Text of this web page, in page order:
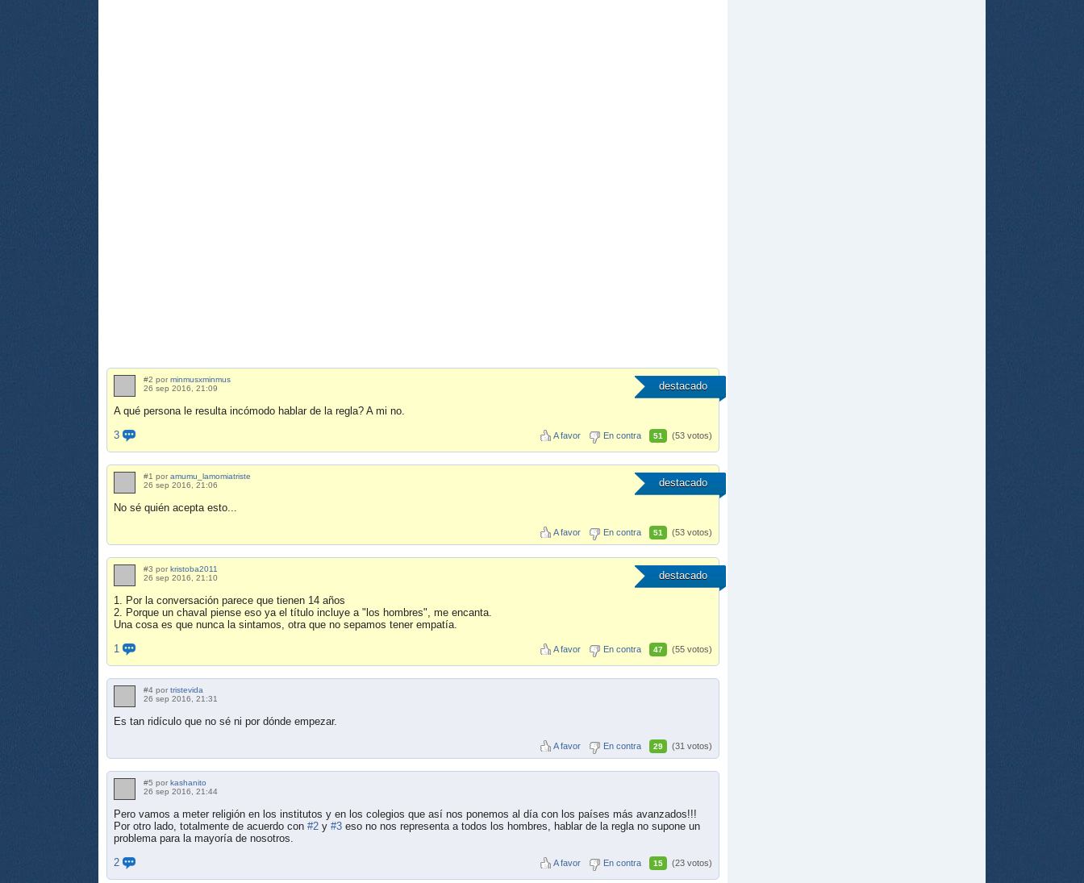
destacado
#2 por minmusxminmus
26 sep 2016, 21:09
A qué persona le resulta incómodo hablar de la regla? A mi no.
3
A favor En contra 51 (53 votos)
destacado
#1 por amumu_lamomiatriste
26 sep 2016, 21:06
No sé quién acepta esto...
A favor En contra 51 (53 votos)
destacado
#3 por kristoba2011
26 sep 2016, 21:10
1. Por la conversación parece que tienen 14 años
2. Porque un chaval piense eso ya el título incluye a "los hombres", me encanta.
Una cosa es que nunca la sintamos, otra que no sepamos tener empatía.
1
A favor En contra 47 (55 votos)
#4 por tristevida
26 sep 2016, 21:31
Es tan ridículo que no sé ni por dónde empezar.
A favor En contra 29 (31 votos)
#5 por kashanito
26 sep 2016, 21:44
Pero vamos a meter religión en los institutos y en los colegios que así nos ponemos al día con los países más avanzados!!!
Por otro lado, totalmente de acuerdo con #2 y #3 eso no nos representa a todos los hombres, hablar de la regla no supone un
problema para la mayoría de nosotros.
2
A favor En contra 15 (23 votos)